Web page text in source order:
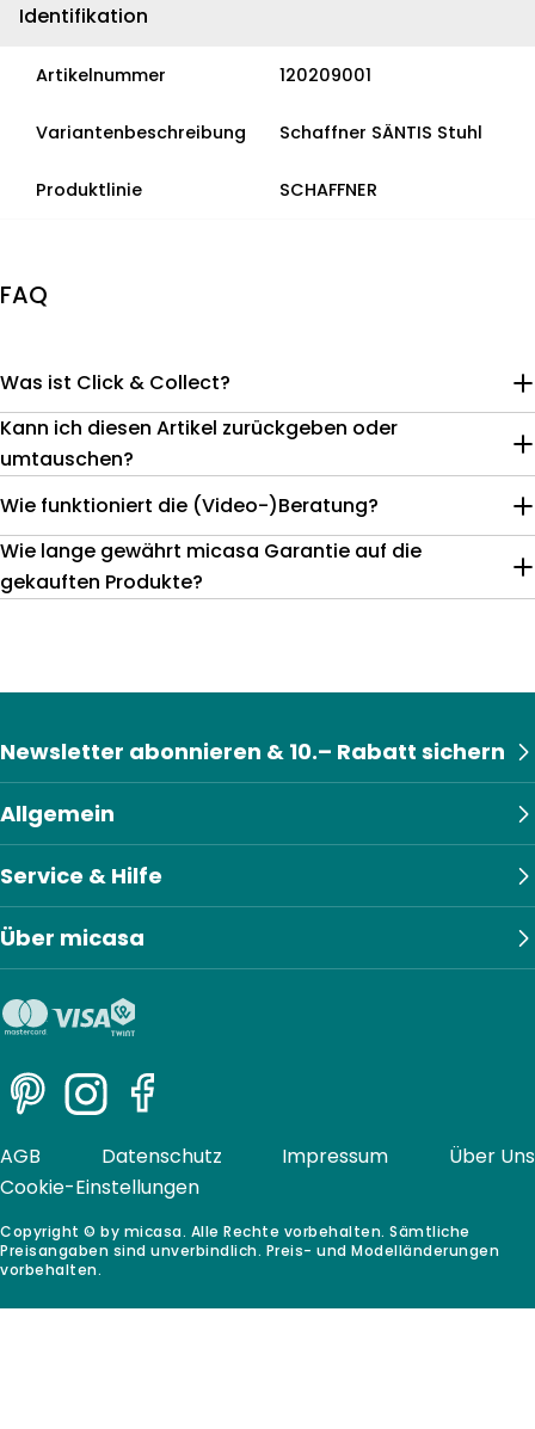
Identifikation
Artikelnummer 120209001
Variantenbeschreibung Schaffner SÄNTIS Stuhl
Produktlinie SCHAFFNER
FAQ
Was ist Click & Collect?
Kann ich diesen Artikel zurückgeben oder
umtauschen?
Wie funktioniert die (Video-)Beratung?
Wie lange gewährt micasa Garantie auf die
gekauften Produkte?
Allgemein
Service & Hilfe
Über micasa
Newsletter abonnieren & 10.– Rabatt sichern
PinterestInstagramFacebook
Copyright © by micasa. Alle Rechte vorbehalten. Sämtliche
Preisangaben sind unverbindlich. Preis- und Modelländerungen
vorbehalten.
AGB Datenschutz Impressum
Über Uns
Cookie-Einstellungen